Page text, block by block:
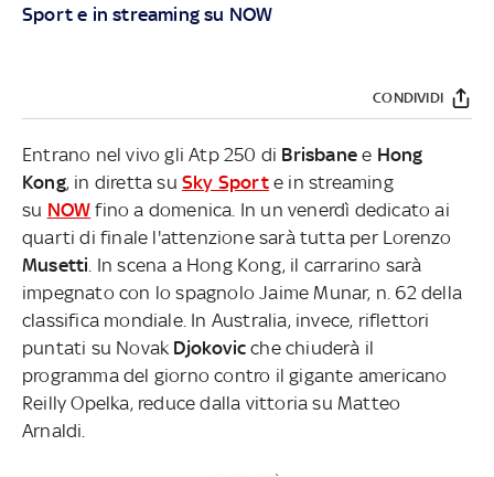
Sport e in streaming su NOW
CONDIVIDI
Entrano nel vivo gli Atp 250 di Brisbanee Hong
Kong, in diretta suSky Sporte in streaming
su NOW fino a domenica. In un venerdì dedicato ai
quarti di finale l'attenzione sarà tutta per Lorenzo
Musetti . In scena a Hong Kong, il carrarino sarà
impegnato con lo spagnolo Jaime Munar, n. 62 della
classifica mondiale. In Australia, invece, riflettori
puntati su Novak Djokovicche chiuderà il
programma del giorno contro il gigante americano
Reilly Opelka, reduce dalla vittoria su Matteo
Arnaldi.